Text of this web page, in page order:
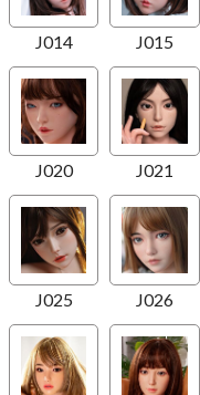
J014 J015
J020 J021
J025 J026